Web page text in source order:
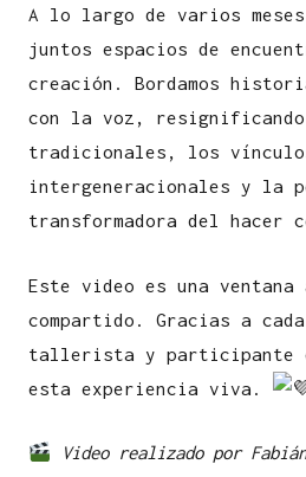
A lo largo de varios
juntos espacios de
creación. Bordamos
con la voz,
tradicionales, los
intergeneracionales y la
transformadora del hacer
Este video es una ventana
compartido. Gracias a cada
tallerista y participante
esta experiencia viva.
Video realizado por